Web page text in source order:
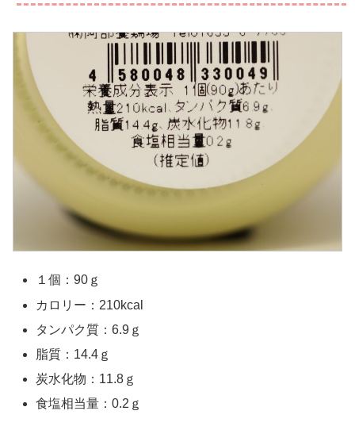
１個：90ｇ
カロリー：210kcal
タンパク質：6.9ｇ
脂質：14.4ｇ
炭水化物：11.8ｇ
食塩相当量：0.2ｇ